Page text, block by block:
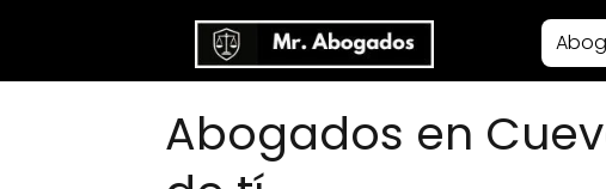
Abogados en